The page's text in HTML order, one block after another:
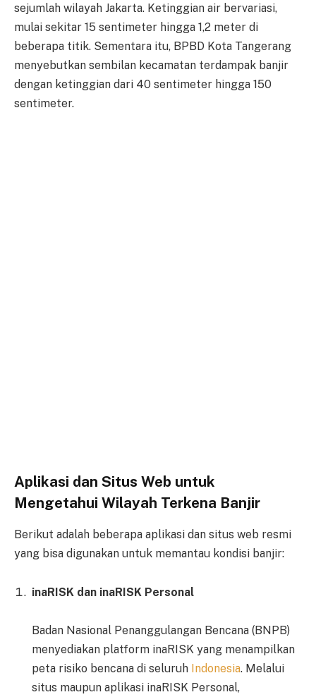
sejumlah wilayah Jakarta. Ketinggian air bervariasi,
mulai sekitar 15 sentimeter hingga 1,2 meter di
beberapa titik. Sementara itu, BPBD Kota Tangerang
menyebutkan sembilan kecamatan terdampak banjir
dengan ketinggian dari 40 sentimeter hingga 150
sentimeter.
Aplikasi dan Situs Web untuk
Mengetahui Wilayah Terkena Banjir
Berikut adalah beberapa aplikasi dan situs web resmi
yang bisa digunakan untuk memantau kondisi banjir:
inaRISK dan inaRISK Personal
Badan Nasional Penanggulangan Bencana (BNPB)
menyediakan platform inaRISK yang menampilkan
peta risiko bencana di seluruh Indonesia. Melalui
situs maupun aplikasi inaRISK Personal,